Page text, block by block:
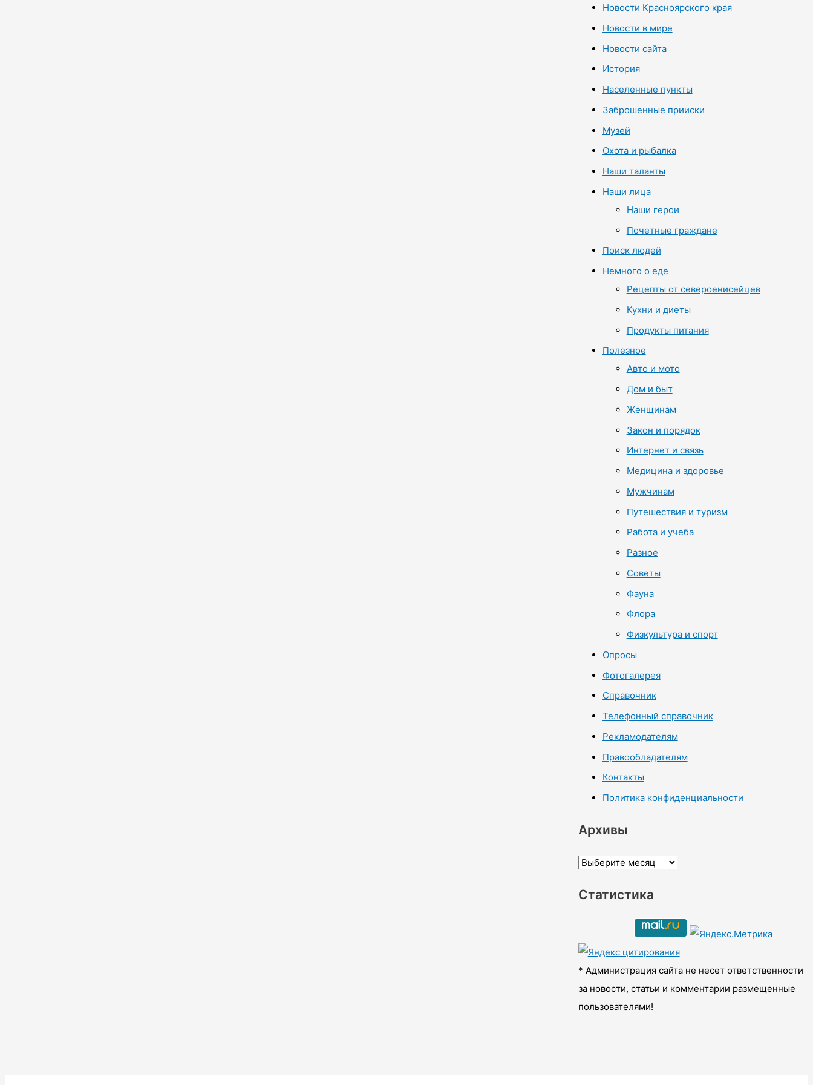
Новости Красноярского края
Новости в мире
Новости сайта
История
Населенные пункты
Заброшенные прииски
Музей
Охота и рыбалка
Наши таланты
Наши лица
Наши герои
Почетные граждане
Поиск людей
Немного о еде
Рецепты от североенисейцев
Кухни и диеты
Продукты питания
Полезное
Авто и мото
Дом и быт
Женщинам
Закон и порядок
Интернет и связь
Медицина и здоровье
Мужчинам
Путешествия и туризм
Работа и учеба
Разное
Советы
Фауна
Флора
Физкультура и спорт
Опросы
Фотогалерея
Справочник
Телефонный справочник
Рекламодателям
Правообладателям
Контакты
Политика конфиденциальности
Архивы
А
х
ы
Статистика
* Администрация сайта не несет ответственности
за новости, статьи и комментарии размещенные
пользователями!